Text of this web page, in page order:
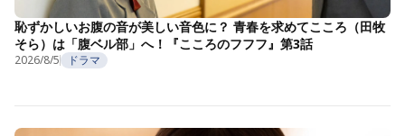
恥ずかしいお腹の音が美しい音色に？ 青春を求めてこころ（田牧
そら）は「腹ベル部」へ！『こころのフフフ』第3話
2026/8/5 ドラマ